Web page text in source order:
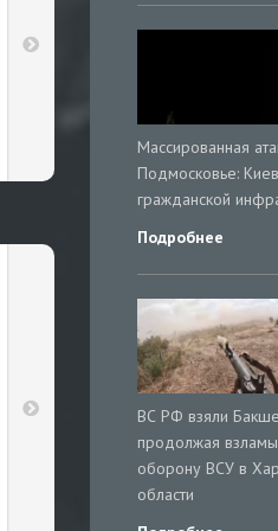
Массированная
Подмосковье:
гражданской
Подробнее
ВС РФ взяли
продолжая
оборону ВСУ в
области